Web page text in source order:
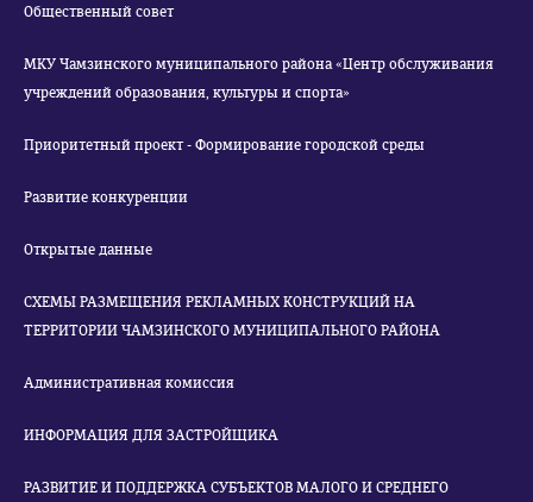
Общественный совет
МКУ Чамзинского муниципального района «Центр обслуживания
учреждений образования, культуры и спорта»
Приоритетный проект - Формирование городской среды
Развитие конкуренции
Открытые данные
СХЕМЫ РАЗМЕЩЕНИЯ РЕКЛАМНЫХ КОНСТРУКЦИЙ НА
ТЕРРИТОРИИ ЧАМЗИНСКОГО МУНИЦИПАЛЬНОГО РАЙОНА
Административная комиссия
ИНФОРМАЦИЯ ДЛЯ ЗАСТРОЙЩИКА
РАЗВИТИЕ И ПОДДЕРЖКА СУБЪЕКТОВ МАЛОГО И СРЕДНЕГО